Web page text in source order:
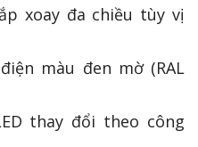
xoay đa chiều tùy vị
màu đen mờ (RAL
thay đổi theo công